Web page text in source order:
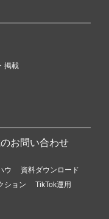
掲載
お問い合わせ
ウ
資料ダウンロード
ション
TikTok運用